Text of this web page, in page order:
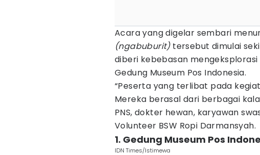
Acara yang digelar sembari
(ngabuburit)tersebut dimulai
diberi kebebasan
Gedung Museum Pos Indonesia.
“Peserta yang terlibat pada
Mereka berasal dari berbagai
PNS, dokter hewan, karyawan
Volunteer BSW Ropi Darmansyah.
1. Gedung Museum Pos
IDN Times/Istimewa